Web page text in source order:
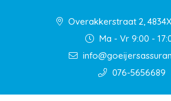
Overakkerstraat 2,
Ma - Vr 9:00 -
076-5656689